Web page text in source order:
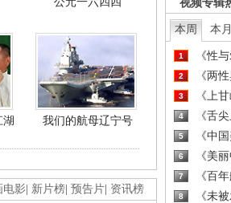
湖 我们的航母辽宁号
电影 新片榜 预告片 资讯榜
本周 本月
1 《性
2 《两
3 《上
4 《舌
5 《中
6 《美
7 《百
8 《未